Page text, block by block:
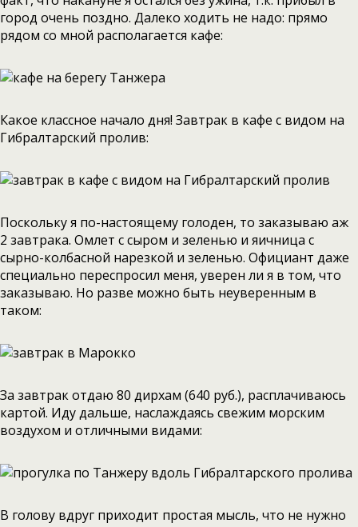
город очень поздно. Далеко ходить не надо: прямо
рядом со мной располагается кафе:
Какое классное начало дня! Завтрак в кафе с видом на
Гибралтарский пролив:
Поскольку я по-настоящему голоден, то заказываю аж
2 завтрака. Омлет с сыром и зеленью и яичница с
сырно-колбасной нарезкой и зеленью. Официант даже
специально переспросил меня, уверен ли я в том, что
заказываю. Но разве можно быть неуверенным в
таком:
За завтрак отдаю 80 дирхам (640 руб.), расплачиваюсь
картой. Иду дальше, наслаждаясь свежим морским
воздухом и отличными видами:
В голову вдруг приходит простая мысль, что не нужно